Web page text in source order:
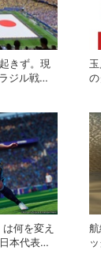
きず。現
ジル戦の
何を変え
本代表の